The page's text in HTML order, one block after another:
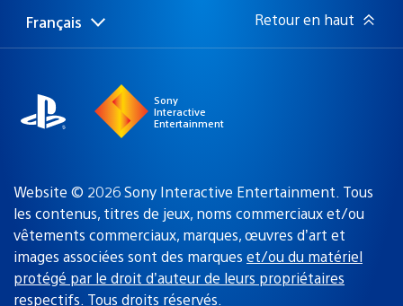
Choisir
une
Région
actuelle
Français Retour en haut
Sony
Interactive
Entertainment
Website © 2026 Sony Interactive Entertainment. Tous
les contenus, titres de jeux, noms commerciaux et/ou
vêtements commerciaux, marques, œuvres d’art et
images associées sont des marques et/ou du matériel
protégé par le droit d’auteur de leurs propriétaires
respectifs. Tous droits réservés.